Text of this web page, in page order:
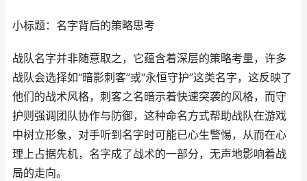
小标题：名字背后的策略思考
战队名字并非随意取之，它蕴含着深层的策略考量，许多
战队会选择如“暗影刺客”或“永恒守护”这类名字，这反映了
他们的战术风格，刺客之名暗示着快速突袭的风格，而守
护则强调团队协作与防御，这种命名方式帮助战队在游戏
中树立形象，对手听到名字时可能已心生警惕，从而在心
理上占据先机，名字成了战术的一部分，无声地影响着战
局的走向。